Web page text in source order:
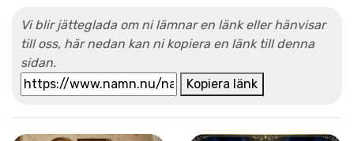
Vi blir jätteglada om ni lämnar en länk eller hänvisar
till oss, här nedan kan ni kopiera en länk till denna
sidan.
Kopiera länk